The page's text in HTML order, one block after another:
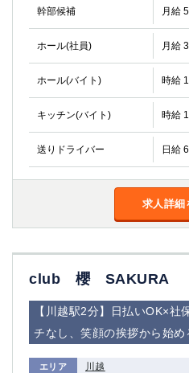
幹部候補 月給
ホール(社員) 月給
ホール(バイト) 時給
キッチン(バイト) 時給
送りドライバー 日給
求人詳細
club 櫻 SAKURA
【川越駅2分】日払いOK×社
チなし、笑顔の挨拶から始め
エリア 川越